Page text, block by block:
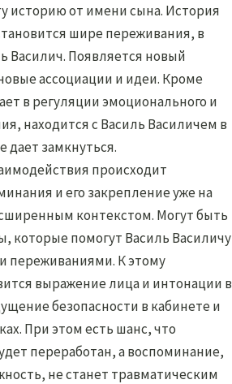
историю от имени сына. История
шире переживания, в
Василич. Появляется новый
ассоциации и идеи. Кроме
в регуляции эмоционального и
находится с Василь Василичем в
дает замкнуться.
происходит
и его закрепление уже на
контекстом. Могут быть
которые помогут Василь Василичу
переживаниями. К этому
выражение лица и интонации в
безопасности в кабинете и
При этом есть шанс, что
переработан, а воспоминание,
не станет травматическим